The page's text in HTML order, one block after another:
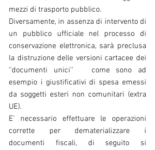
mezzi di trasporto pubblico.
Diversamente, in assenza di intervento di
un pubblico ufficiale nel processo di
conservazione elettronica, sarà preclusa
la distruzione delle versioni cartacee dei
''documenti unici''   come sono ad
esempio i giustificativi di spesa emessi
da soggetti esteri non comunitari (extra
UE).
E’ necessario effettuare le operazioni
corrette per dematerializzare i
documenti fiscali, di seguito si